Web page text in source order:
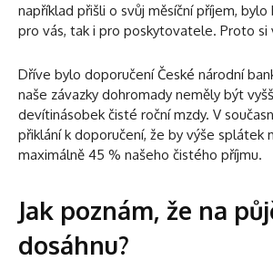
například přišli o svůj měsíční příjem,
pro vás, tak i pro poskytovatele. Proto si
Dříve bylo doporučení České národní
naše závazky dohromady neměly být
devítinásobek čisté roční mzdy. V
přiklání k doporučení, že by výše splátek
maximálně 45 % našeho čistého příjmu.
Jak poznám, že na
dosáhnu?